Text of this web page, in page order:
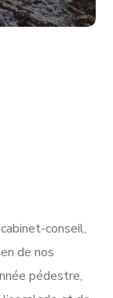
conseil,
de nos
pédestre,